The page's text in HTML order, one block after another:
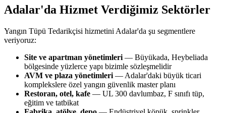
Adalar'da Hizmet Verdiğimiz Sektörler
Yangın Tüpü Tedarikçisi hizmetini Adalar'da şu segmentlere
veriyoruz:
Site ve apartman yönetimleri — Büyükada, Heybeliada
bölgesinde yüzlerce yapı bizimle sözleşmelidir
AVM ve plaza yönetimleri — Adalar'daki büyük ticari
komplekslere özel yangın güvenlik master planı
Restoran, otel, kafe — UL 300 davlumbaz, F sınıfı tüp,
eğitim ve tatbikat